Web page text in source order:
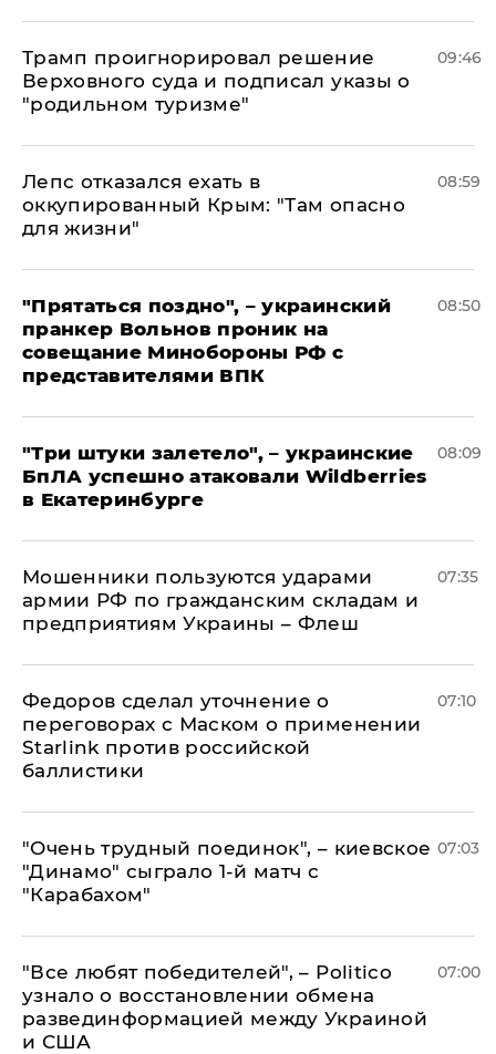
Трамп проигнорировал решение
Верховного суда и подписал указы о
"родильном туризме"
09:46
Лепс отказался ехать в
оккупированный Крым: "Там опасно
для жизни"
08:59
"Прятаться поздно", – украинский
пранкер Вольнов проник на
совещание Минобороны РФ с
представителями ВПК
08:50
"Три штуки залетело", – украинские
БпЛА успешно атаковали Wildberries
в Екатеринбурге
08:09
Мошенники пользуются ударами
армии РФ по гражданским складам и
предприятиям Украины – Флеш
07:35
Федоров сделал уточнение о
переговорах с Маском о применении
Starlink против российской
баллистики
07:10
"Очень трудный поединок", – киевское
"Динамо" сыграло 1-й матч с
"Карабахом"
07:03
​"Все любят победителей", – Politico
узнало о восстановлении обмена
развединформацией между Украиной
и США
07:00